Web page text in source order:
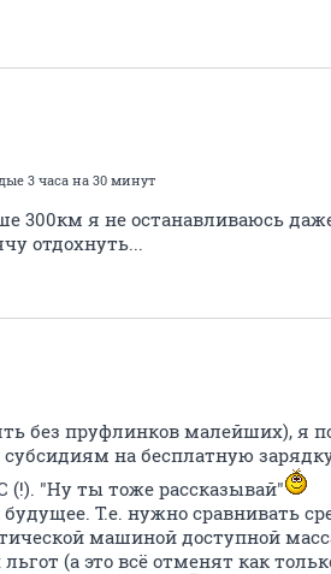
3 часа на 30 минут
300км я не останавливаюсь
отдохнуть...
без пруфлинков малейших), я
на бесплатную зарядку
(!). "Ну ты тоже рассказывай"
Т.е. нужно сравнивать
машиной доступной
(а это всё отменят как